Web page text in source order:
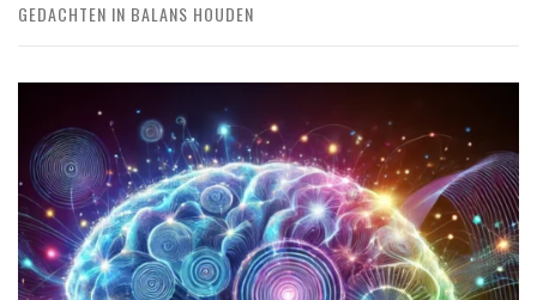
GEDACHTEN IN BALANS HOUDEN